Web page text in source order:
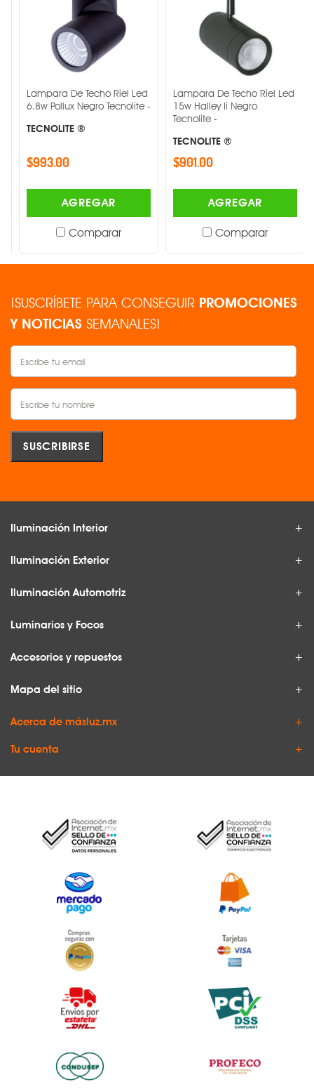
Lampara De Techo Riel Led
6.8w Pollux Negro Tecnolite -
TECNOLITE ®
$993.00
AGREGAR
Comparar
Lampara De Techo Riel Led
15w Halley Ii Negro
Tecnolite -
TECNOLITE ®
$901.00
AGREGAR
Comparar
¡SUSCRÍBETE PARA CONSEGUIR PROMOCIONES
Y NOTICIAS SEMANALES!
Iluminación Interior
Iluminación Exterior
Iluminación Automotriz
Luminarios y Focos
Accesorios y repuestos
Mapa del sitio
Acerca de másluz.mx
Tu cuenta